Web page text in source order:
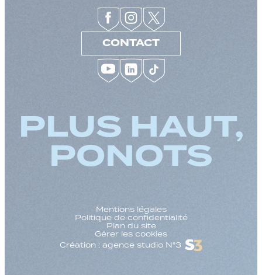
CONTACT
PLUS HAUT,
PONOTS
Mentions légales
Politique de confidentialité
Plan du site
Gérer les cookies
Création : agence studio N°3